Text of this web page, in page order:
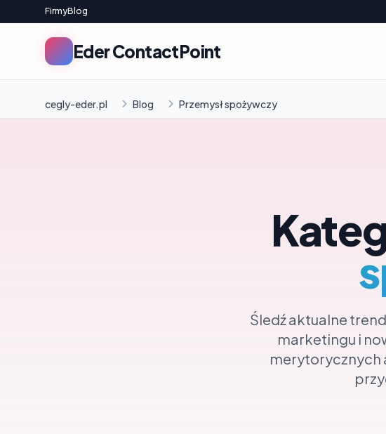
FirmyBlog
Eder ContactPoint
cegly-eder.pl Blog Przemysł spożywczy
Śledź aktualne
marketingu i
merytorycznych